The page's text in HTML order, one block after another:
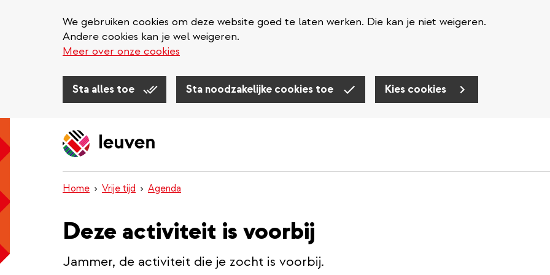
We gebruiken cookies om deze website goed te laten werken. Die kan je niet weigeren.
Andere cookies kan je wel weigeren.
Meer over onze cookies
Sta alles toe Sta noodzakelijke cookies toe Kies cookies
Home Vrije tijd Agenda
Deze activiteit is voorbij
Jammer, de activiteit die je zocht is voorbij.